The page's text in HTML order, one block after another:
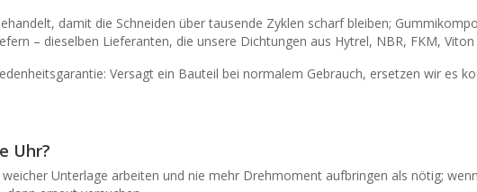
damit die Schneiden über tausende Zyklen scharf bleiben;
– dieselben Lieferanten, die unsere Dichtungen aus Hytrel, NBR, FKM,
Versagt ein Bauteil bei normalem Gebrauch, ersetzen wir es
Uhr?
Unterlage arbeiten und nie mehr Drehmoment aufbringen als nötig;